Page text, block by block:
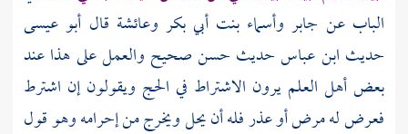
الباب عن جابر وأسماء بنت أبي بكر وعائشة قال أبو عيسى
حديث ابن عباسحديث حسن صحيح والعمل على هذا عند
بعض أهل العلم يرون الاشتراط في الحج ويقولون إن اشترط
فعرض له مرض أو عذر فله أن يحل ويخرج من إحرامه وهو قول